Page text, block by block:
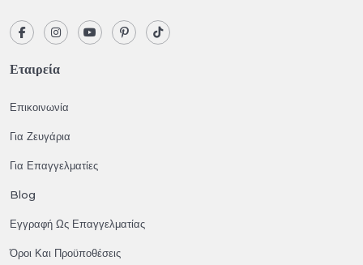
Εταιρεία
Επικοινωνία
Για Ζευγάρια
Για Επαγγελματίες
Blog
Εγγραφή Ως Επαγγελματίας
Όροι Και Προϋποθέσεις